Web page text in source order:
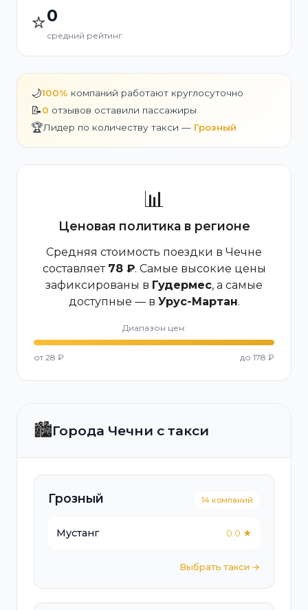
⭐0
средний рейтинг
🌙100% компаний работают круглосуточно
📝0 отзывов оставили пассажиры
🏆Лидер по количеству такси — Грозный
📊
Ценовая политика в регионе
Средняя стоимость поездки в Чечне
составляет 78 ₽. Самые высокие цены
зафиксированы в Гудермес, а самые
доступные — в Урус-Мартан.
Диапазон цен:
от 28 ₽ до 178 ₽
🏙️Города Чечни с такси
Грозный 14 компаний
Мустанг 0.0 ★
Выбрать такси →